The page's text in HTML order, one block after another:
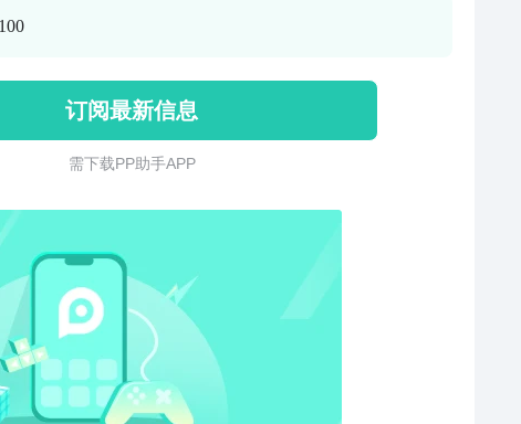
时到达目的地。 特征： 飞机飞行模拟器。 飞行员值班模
。 不同的机场到达。 超过5架飞机飞行。 玩和享受飞机飞
员飞机游戏。 您的反馈将不胜感激！
订阅最新信息
需 下 载 P P 助 手 A P P